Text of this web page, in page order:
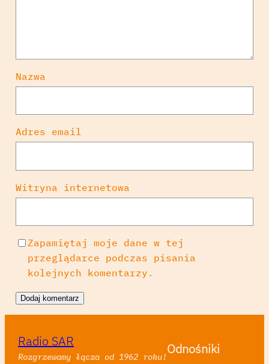
Nazwa
Adres email
Witryna internetowa
Zapamiętaj moje dane w tej
przeglądarce podczas pisania
kolejnych komentarzy.
Radio SAR
Rozgrzewamy łącza od 1962 roku!Odnośniki